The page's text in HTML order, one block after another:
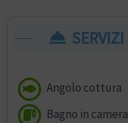
SERVIZI
Angolo cottura
Bagno in camera